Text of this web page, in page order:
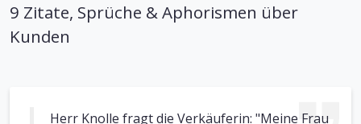
9 Zitate, Sprüche & Aphorismen über
Kunden
Herr Knolle fragt die Verkäuferin: "Meine Frau